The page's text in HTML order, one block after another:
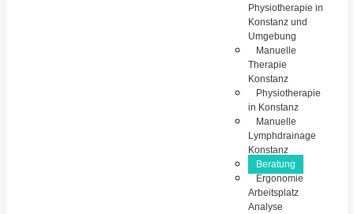
Physiotherapie in
Konstanz und
Umgebung
Manuelle
Therapie
Konstanz
Physiotherapie
in Konstanz
Manuelle
Lymphdrainage
Konstanz
Beratung
Ergonomie
Arbeitsplatz
Analyse